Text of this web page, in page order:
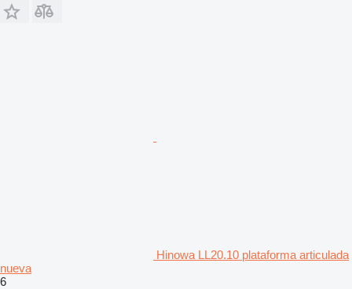
Hinowa LL20.10 plataforma articulada
nueva
6